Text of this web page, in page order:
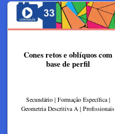
Cones retos e oblíquos com
base de perfil
Secundário | Formação Específica |
Geometria Descritiva A | Profissionais